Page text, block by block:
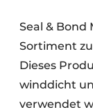
Seal & Bond
Sortiment
Dieses
winddicht
verwendet